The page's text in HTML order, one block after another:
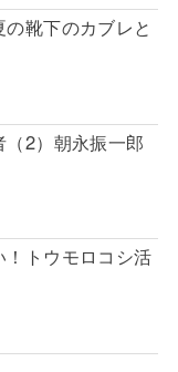
の靴下のカブレと
（2）朝永振一郎
！トウモロコシ活